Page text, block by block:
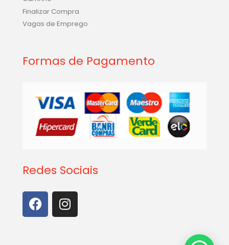
Carrinho
Finalizar Compra
Formas de Pagamento
Redes Sociais